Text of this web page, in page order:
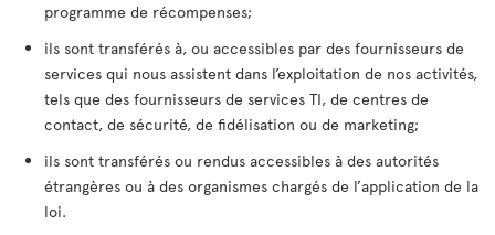
programme de récompenses;
ils sont transférés à, ou accessibles par des fournisseurs de
services qui nous assistent dans l’exploitation de nos activités,
tels que des fournisseurs de services TI, de centres de
contact, de sécurité, de fidélisation ou de marketing;
ils sont transférés ou rendus accessibles à des autorités
étrangères ou à des organismes chargés de l’application de la
loi.